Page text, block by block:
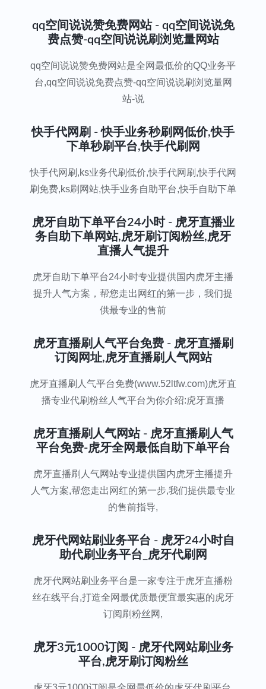
qq空间说说赞免费网站 - qq空间说说免
费点赞-qq空间说说刷浏览量网站
qq空间说说赞免费网站是全网最低价的QQ业务平
台,qq空间说说免费点赞-qq空间说说刷浏览量网
站-说
快手代网刷 - 快手业务秒刷网低价,快手
下单秒刷平台,快手代刷网
快手代网刷,ks业务代刷低价,快手代网刷,快手代网
刷免费,ks刷网站,快手业务自助平台,快手自助下单
虎牙自助下单平台24小时 - 虎牙直播业
务自助下单网站,虎牙刷订阅粉丝,虎牙
直播人气提升
虎牙自助下单平台24小时专业提供国内虎牙主播
提升人气方案，帮您走出网红的第一步，我们提
供最专业的售前
虎牙直播刷人气平台免费 - 虎牙直播刷
订阅网址,虎牙直播刷人气网站
虎牙直播刷人气平台免费(www.52ltfw.com)虎牙直
播专业代刷粉丝人气平台为你介绍:虎牙直播
虎牙直播刷人气网站 - 虎牙直播刷人气
平台免费-虎牙全网最低自助下单平台
虎牙直播刷人气网站专业提供国内虎牙主播提升
人气方案,帮您走出网红的第一步,我们提供最专业
的售前指导,
虎牙代网站刷业务平台 - 虎牙24小时自
助代刷业务平台_虎牙代刷网
虎牙代网站刷业务平台是一家专注于虎牙直播粉
丝在线平台,打造全网最优质最便宜最实惠的虎牙
订阅刷粉丝网,
虎牙3元1000订阅 - 虎牙代网站刷业务
平台,虎牙刷订阅粉丝